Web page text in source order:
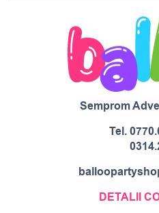
Semprom
Tel.
DETALII